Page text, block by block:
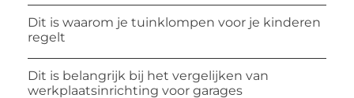
Dit is waarom je tuinklompen voor je kinderen
regelt
Dit is belangrijk bij het vergelijken van
werkplaatsinrichting voor garages